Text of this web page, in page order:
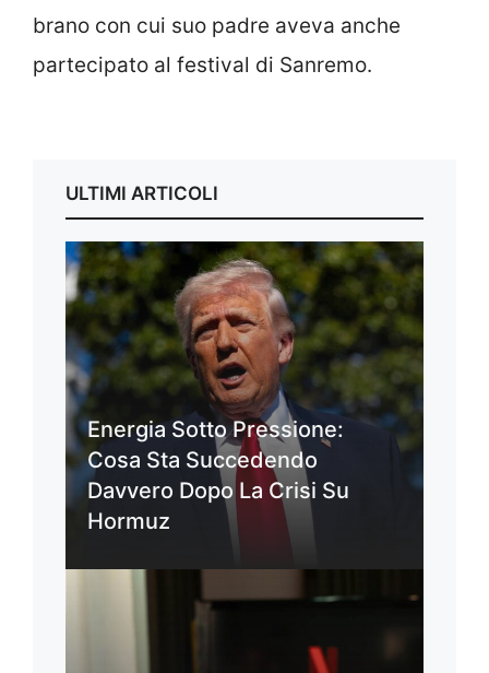
brano con cui suo padre aveva anche
partecipato al festival di Sanremo.
ULTIMI ARTICOLI
Energia Sotto Pressione:
Cosa Sta Succedendo
Davvero Dopo La Crisi Su
Hormuz